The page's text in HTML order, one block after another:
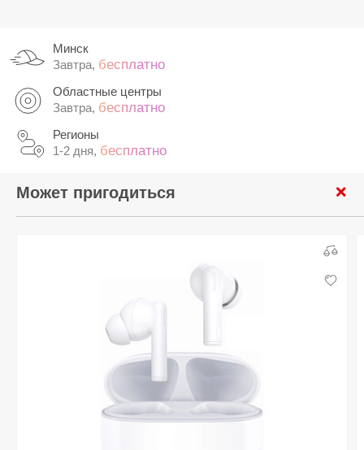
Минск
Завтра, бесплатно
Областные центры
Завтра, бесплатно
Регионы
1-2 дня, бесплатно
Может пригодиться